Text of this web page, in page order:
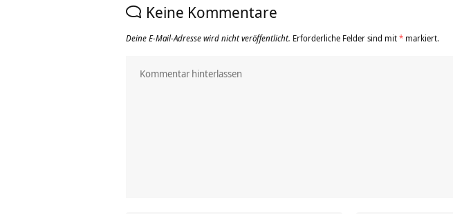
Keine Kommentare
Deine E-Mail-Adresse wird nicht veröffentlicht. Erforderliche Felder sind mit* markiert.